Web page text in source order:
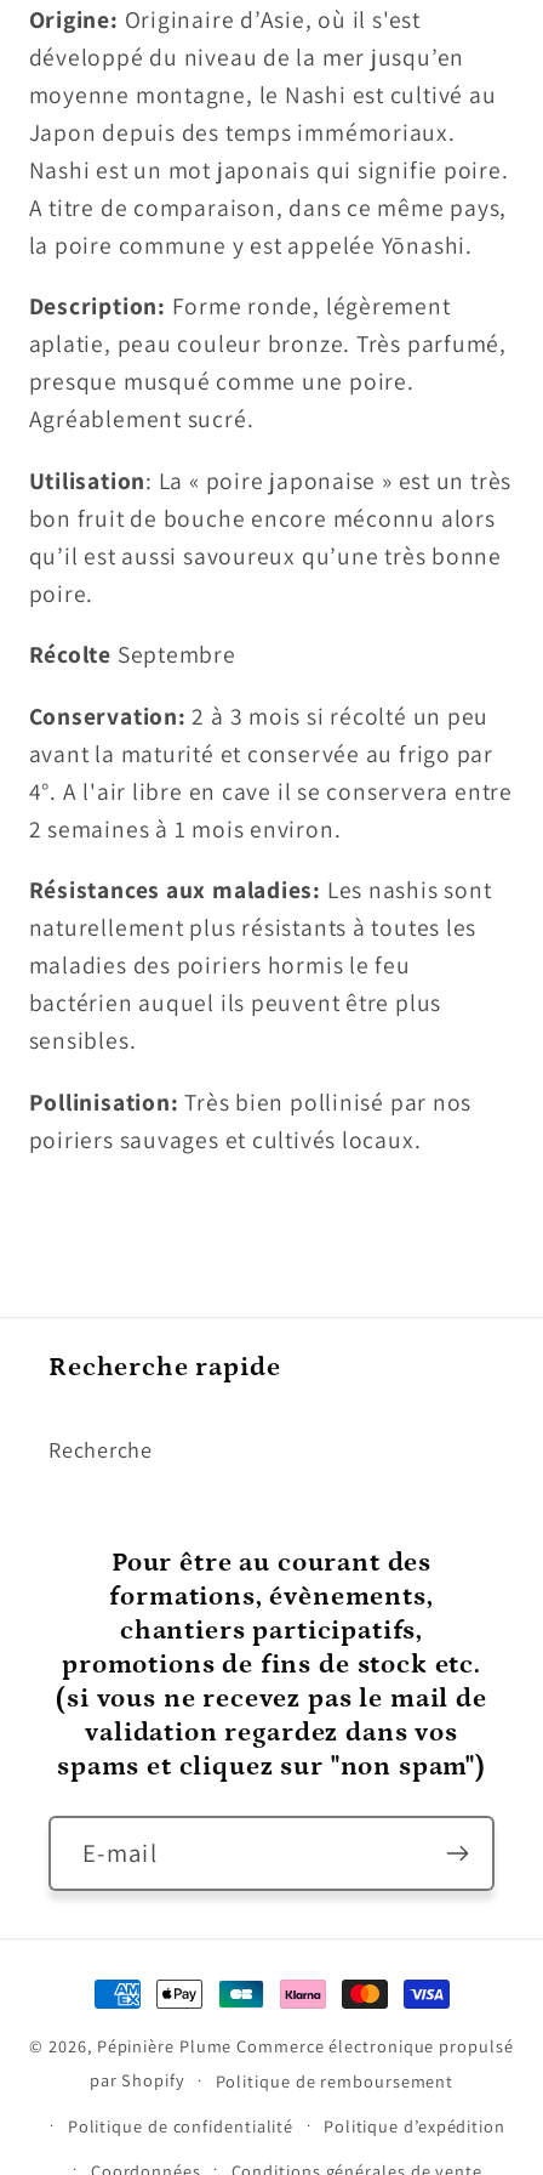
Origine: Originaire d’Asie, où il s'est
développé du niveau de la mer jusqu’en
moyenne montagne, le Nashi est cultivé au
Japon depuis des temps immémoriaux.
Nashi est un mot japonais qui signifie poire.
A titre de comparaison, dans ce même pays,
la poire commune y est appelée Yōnashi.
Description: Forme ronde, légèrement
aplatie, peau couleur bronze. Très parfumé,
presque musqué comme une poire.
Agréablement sucré.
Utilisation: La « poire japonaise » est un très
bon fruit de bouche encore méconnu alors
qu’il est aussi savoureux qu’une très bonne
poire.
Récolte Septembre
Conservation: 2 à 3 mois si récolté un peu
avant la maturité et conservée au frigo par
4°. A l'air libre en cave il se conservera entre
2 semaines à 1 mois environ.
Résistances aux maladies: Les nashis sont
naturellement plus résistants à toutes les
maladies des poiriers hormis le feu
bactérien auquel ils peuvent être plus
sensibles.
Pollinisation: Très bien pollinisé par nos
poiriers sauvages et cultivés locaux.
Recherche rapide
Recherche
Pour être au courant des
formations, évènements,
chantiers participatifs,
promotions de fins de stock etc.
(si vous ne recevez pas le mail de
validation regardez dans vos
spams et cliquez sur "non spam")
E-mail
Moyens
de
paiement
© 2026, Pépinière Plume Commerce électronique propulsé
par Shopify
Politique de remboursement
Politique de confidentialité
Politique d’expédition
Coordonnées
Conditions générales de vente